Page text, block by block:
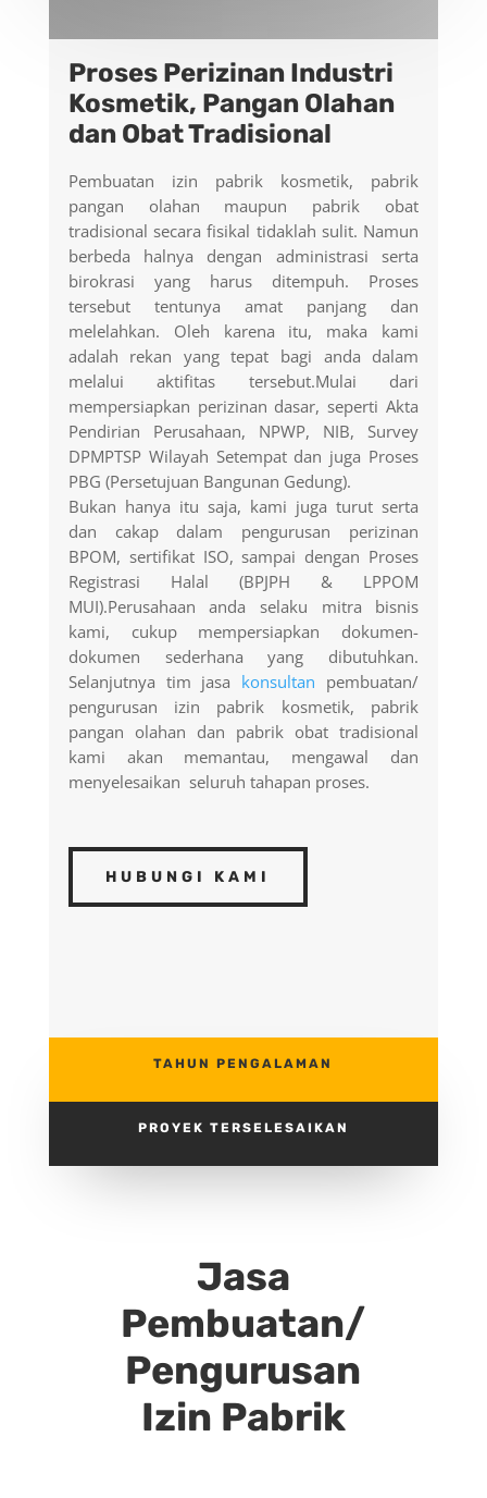
Proses Perizinan Industri
Kosmetik, Pangan Olahan
dan Obat Tradisional
Pembuatan izin pabrik kosmetik, pabrik
pangan olahan maupun pabrik obat
tradisional secara fisikal tidaklah sulit. Namun
berbeda halnya dengan administrasi serta
birokrasi yang harus ditempuh. Proses
tersebut tentunya amat panjang dan
melelahkan. Oleh karena itu, maka kami
adalah rekan yang tepat bagi anda dalam
melalui aktifitas tersebut.Mulai dari
mempersiapkan perizinan dasar, seperti Akta
Pendirian Perusahaan, NPWP, NIB, Survey
DPMPTSP Wilayah Setempat dan juga Proses
PBG (Persetujuan Bangunan Gedung).
Bukan hanya itu saja, kami juga turut serta
dan cakap dalam pengurusan perizinan
BPOM, sertifikat ISO, sampai dengan Proses
Registrasi Halal (BPJPH & LPPOM
MUI).Perusahaan anda selaku mitra bisnis
kami, cukup mempersiapkan dokumen-
dokumen sederhana yang dibutuhkan.
Selanjutnya tim jasa konsultan pembuatan/
pengurusan izin pabrik kosmetik, pabrik
pangan olahan dan pabrik obat tradisional
kami akan memantau, mengawal dan
menyelesaikan seluruh tahapan proses.
HUBUNGI KAMI
TAHUN PENGALAMAN
PROYEK TERSELESAIKAN
Jasa
Pembuatan/
Pengurusan
Izin Pabrik